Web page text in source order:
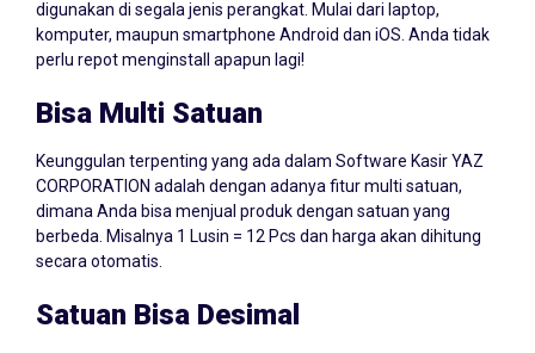
komputer, maupun smartphone Android dan iOS. Anda tidak
perlu repot menginstall apapun lagi!
CORPORATION adalah dengan adanya fitur multi satuan,
dimana Anda bisa menjual produk dengan satuan yang
berbeda. Misalnya 1 Lusin = 12 Pcs dan harga akan dihitung
secara otomatis.